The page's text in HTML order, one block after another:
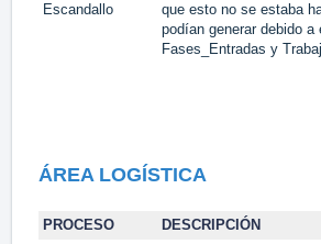
Escandallo
que esto no se estaba
podían generar debido
Fases_Entradas y
ÁREA LOGÍSTICA
PROCESO
DESCRIPCIÓN